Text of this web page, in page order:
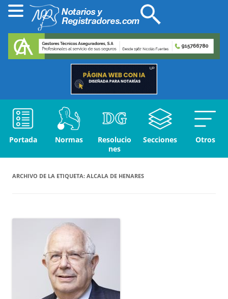
Portada Normas
Resolucio
nes
Secciones Otros
ARCHIVO DE LA ETIQUETA: ALCALA DE HENARES